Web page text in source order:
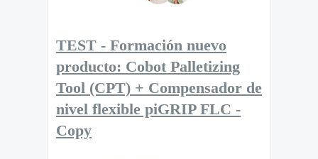
TEST - Formación nuevo
producto: Cobot Palletizing
Tool (CPT) + Compensador de
nivel flexible piGRIP FLC -
Copy